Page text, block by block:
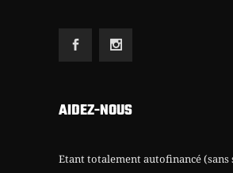
AIDEZ-NOUS
Etant totalement autofinancé (sans